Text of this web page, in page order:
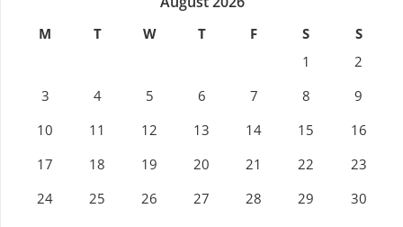
M T W T F S
S
1
2
3
4 5 6 7 8
9
10
11 12 13 14 15
16
17
18 19 20 21 22
23
24
25 26 27 28 29
30